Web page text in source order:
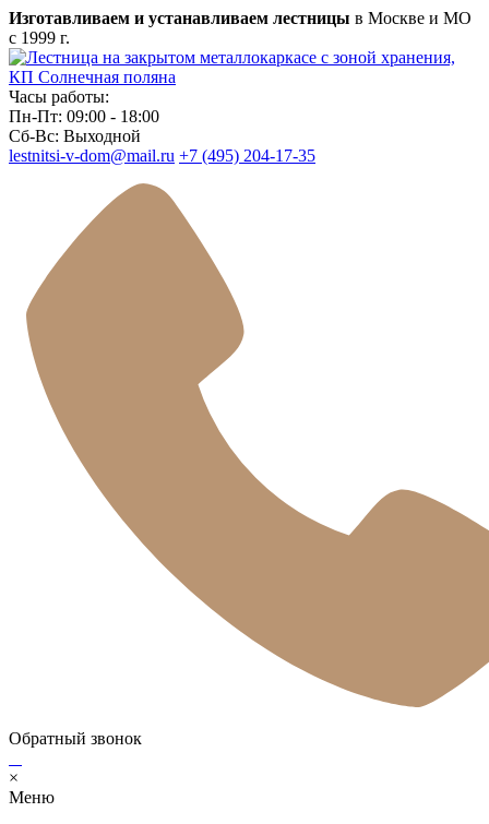
Изготавливаем и устанавливаем лестницы в Москве и МО
с 1999 г.
Часы работы:
Пн-Пт: 09:00 - 18:00
Сб-Вс: Выходной
lestnitsi-v-dom@mail.ru +7 (495) 204-17-35
Обратный звонок
×
Меню